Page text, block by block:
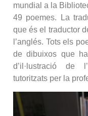
mundial a la
49 poemes. La
que és el traductor
l’anglés. Tots els
de dibuixos que
d’il·lustració de
tutoritzats per la